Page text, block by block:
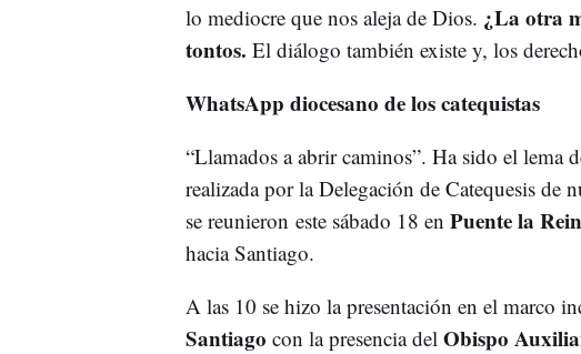
lo mediocre que nos aleja de Dios. ¿La otra
tontos. El diálogo también existe y, los
WhatsApp diocesano de los catequistas
“Llamados a abrir caminos”. Ha sido el lema
realizada por la Delegación de Catequesis de
se reunieron este sábado 18 en Puente la
hacia Santiago.
A las 10 se hizo la presentación en el marco
Santiago con la presencia del Obispo